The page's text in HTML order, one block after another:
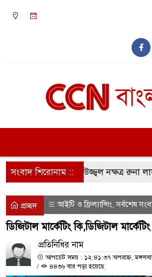
সংবাদ শিরোনাম ::
সংগীতের উজ্জ্বল নক্ষত্র রুনা লায়লাকে
প্রচ্ছদ আইটি ও ফ্রিল্যান্সিং,সর্বশেষ
ডিজিটাল মার্কেটিং কি,ডিজিটাল
প্রতিনিধির নাম
আপডেট সময় : ১২:৪১:৩৭ অপরাহ্ন,
/
৪৪৩৬ বার পড়া হয়েছে